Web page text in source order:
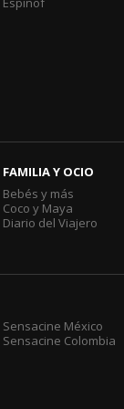
FAMILIA Y OCIO
Bebés y más
Coco y Maya
Diario del Viajero
Sensacine México
Sensacine Colombia